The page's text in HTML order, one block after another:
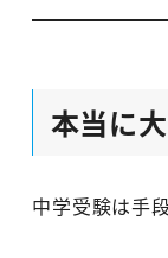
本当に
中学受験は手